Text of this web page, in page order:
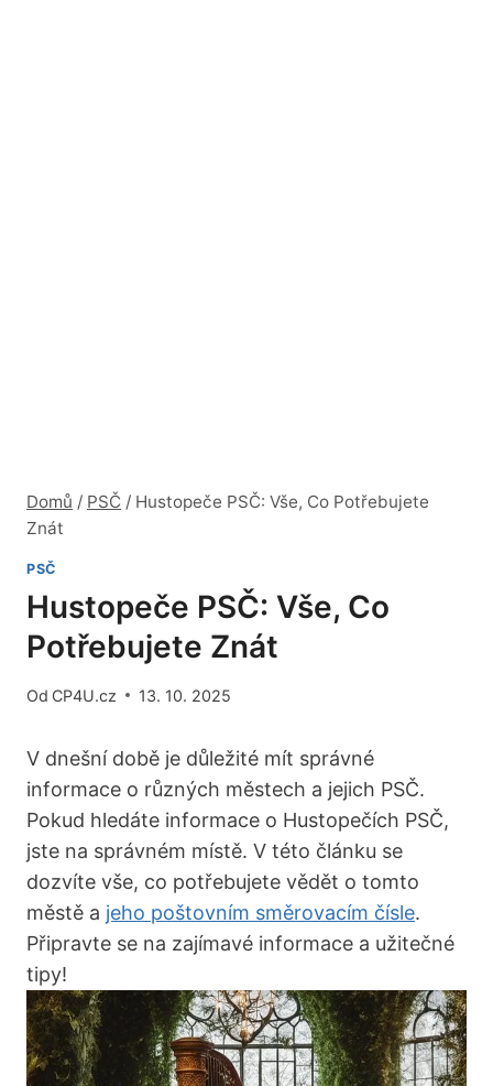
Domů / PSČ / Hustopeče PSČ: Vše, Co Potřebujete
Znát
PSČ
Hustopeče PSČ: Vše, Co
Potřebujete Znát
Od CP4U.cz 13. 10. 2025
V dnešní době je důležité mít správné
informace o různých městech a jejich PSČ.
Pokud hledáte informace o Hustopečích PSČ,
jste na správném místě.⁢ V ‍této článku se
dozvíte vše, co potřebujete vědět o tomto
⁤městě a jeho poštovním směrovacím čísle. ​
Připravte ​se na zajímavé informace a užitečné
tipy!